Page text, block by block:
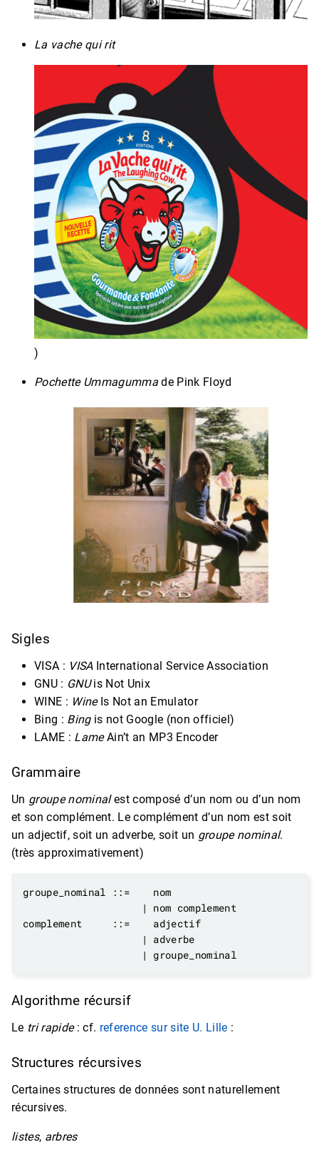
La vache qui rit
)
Pochette Ummagummade Pink Floyd
Sigles
VISA : VISAInternational Service Association
GNU : GNUis Not Unix
WINE : WineIs Not an Emulator
Bing : Bingis not Google (non officiel)
LAME : LameAin’t an MP3 Encoder
Grammaire
Un groupe nominalest composé d’un nom ou d’un nom
et son complément. Le complément d’un nom est soit
un adjectif, soit un adverbe, soit un groupe nominal.
(très approximativement)
                    | nom complement
complement     ::=    adjectif
                    | groupe_nominal
Algorithme récursif
Le tri rapide: cf. reference sur site U. Lille :
Structures récursives
Certaines structures de données sont naturellement
récursives.
listes, arbres